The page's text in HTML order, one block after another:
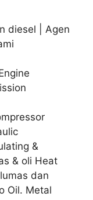
diesel | Agen
&
& oli Heat
dan
Oil. Metal